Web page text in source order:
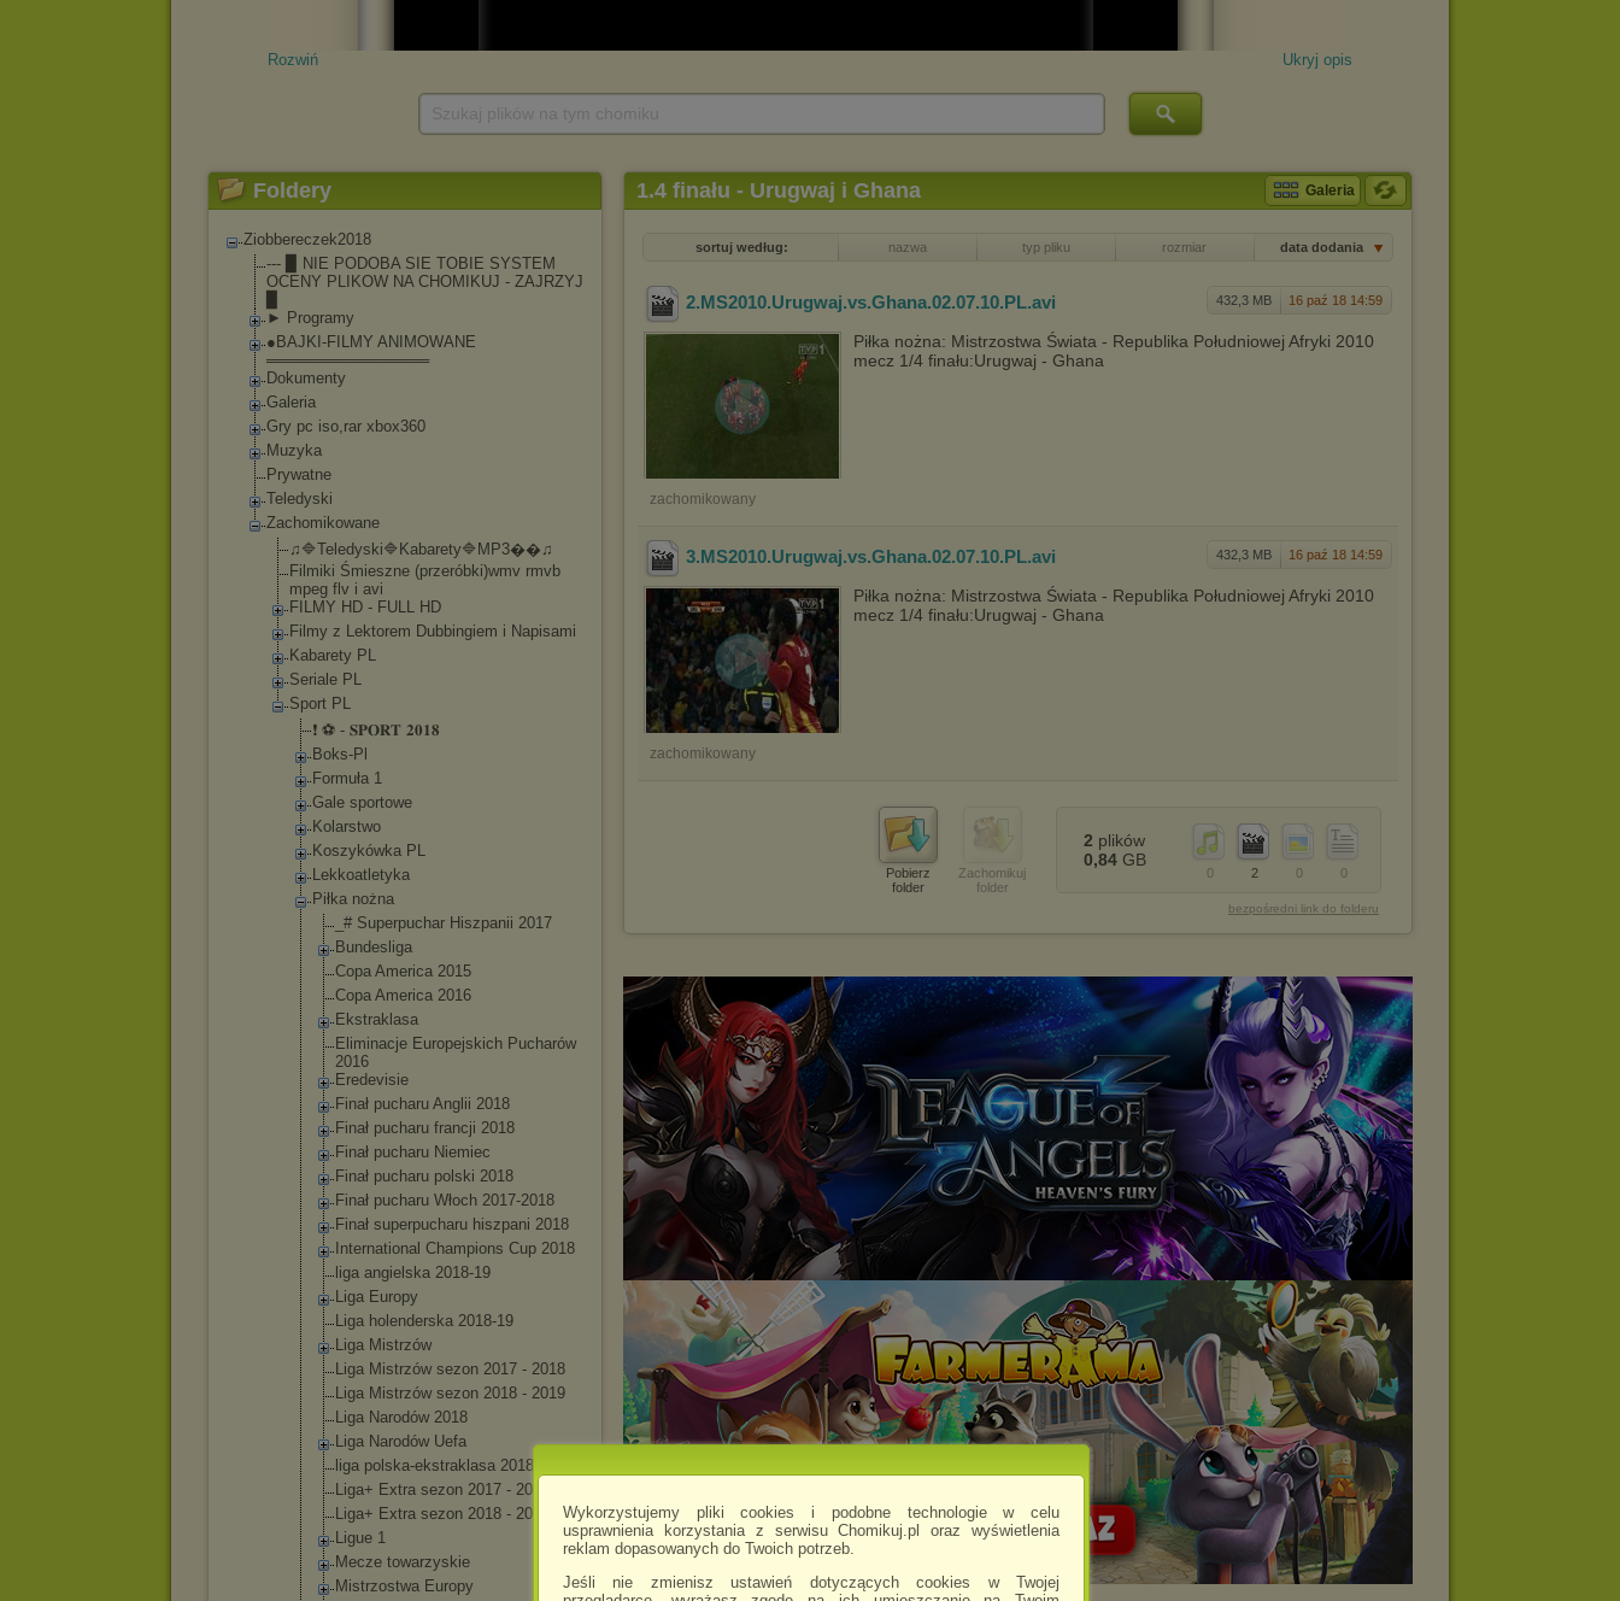
Wykorzystujemy pliki cookies i podobne technologie w celu
usprawnienia korzystania z serwisu Chomikuj.pl oraz wyświetlenia
reklam dopasowanych do Twoich potrzeb.
Jeśli nie zmienisz ustawień dotyczących cookies w Twojej
Ukryj opis
Rozwiń
Foldery
Ziobbereczek2018
--- ▉ NIE PODOBA SIE TOBIE SYSTEM
OCENY PLIKOW NA CHOMIKUJ - ZAJRZYJ
► Programy
●BAJKI-FILMY ANIMOWANE
═══════════════
Dokumenty
Galeria
Gry pc iso,rar xbox360
Muzyka
Prywatne
Teledyski
Zachomikowane
♫🔷Teledyski🔷 Kabarety🔷MP3��♫
Filmiki Śmieszne (przeróbki)wmv rmvb
mpeg flv i avi
FILMY HD - FULL HD
Filmy z Lektorem Dubbingiem i Napisami
Kabarety PL
Seriale PL
Sport PL
❗ ⚽ - 𝐒𝐏𝐎𝐑𝐓 𝟐𝟎𝟏𝟖
Boks-Pl
Formuła 1
Gale sportowe
Kolarstwo
Koszykówka PL
Lekkoatletyka
Piłka nożna
_# Superpuc har Hiszpanii 2017
Bundesliga
Copa America 2015
Copa America 2016
Ekstrakl asa
Eliminacje Europejs kich Pucharów
2016
Eredevisie
Finał pucharu Anglii 2018
Finał pucharu francji 2018
Finał pucharu Niemiec
Finał pucharu polski 2018
Finał pucharu Włoch 2017-2018
Finał superpuc haru hiszpani 2018
International Champions Cup 2018
liga angielska 2018-19
Liga Europy
Liga holenderska 2018-19
Liga Mistrzów
Liga Mistrzów sezon 2017 - 2018
Liga Mistrzów sezon 2018 - 2019
Liga Narodów 2018
Liga Narodów Uefa
liga polska-ekstraklasa 2018-19
Liga+ Extra sezon 2017 - 2018
Liga+ Extra sezon 2018 - 2019
Ligue 1
Mecze towarzys kie
Mistrzostwa Europy
1.4 finału - Urugwaj i Ghana Galeria
sortuj według: nazwa typ pliku rozmiar data dodania
432,3 MB 16 paź 18 14:59
2.MS2010.Urugwaj.vs.Ghana.02.07.10.PL.avi
Piłka nożna: Mistrzostwa Świata - Republika Południowej Afryki 2010
mecz 1/4 finału:Urugwaj - Ghana
zachomikowany
432,3 MB 16 paź 18 14:59
3.MS2010.Urugwaj.vs.Ghana.02.07.10.PL.avi
Piłka nożna: Mistrzostwa Świata - Republika Południowej Afryki 2010
mecz 1/4 finału:Urugwaj - Ghana
zachomikowany
Pobierz
folder
Zachomikuj
folder
0
0
2
0
2 plików
0,84 GB
bezpośredni link do folderu